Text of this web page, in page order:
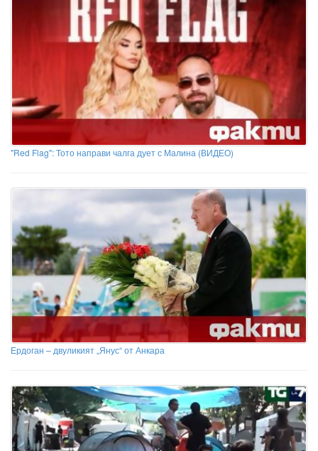
"Red Flag": Тото направи чалга дует с Малина (ВИДЕО)
Ердоган – двуликият „Янус“ от Анкара